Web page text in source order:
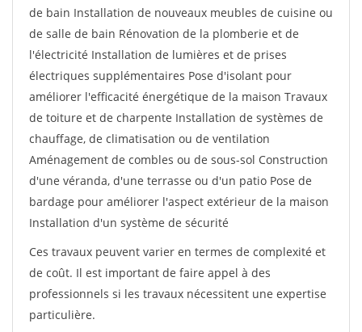
de bain Installation de nouveaux meubles de cuisine ou
de salle de bain Rénovation de la plomberie et de
l'électricité Installation de lumières et de prises
électriques supplémentaires Pose d'isolant pour
améliorer l'efficacité énergétique de la maison Travaux
de toiture et de charpente Installation de systèmes de
chauffage, de climatisation ou de ventilation
Aménagement de combles ou de sous-sol Construction
d'une véranda, d'une terrasse ou d'un patio Pose de
bardage pour améliorer l'aspect extérieur de la maison
Installation d'un système de sécurité
Ces travaux peuvent varier en termes de complexité et
de coût. Il est important de faire appel à des
professionnels si les travaux nécessitent une expertise
particulière.